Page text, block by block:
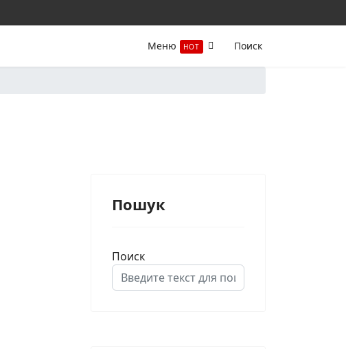
Меню HOT Поиск
Пошук
Поиск